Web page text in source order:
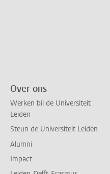
Over ons
Werken bij de Universiteit
Leiden
Steun de Universiteit Leiden
Alumni
Impact